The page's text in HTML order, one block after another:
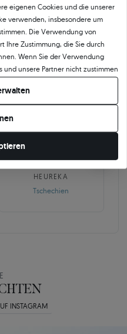
in ganz
UNSERER KUNDEN
252
HEUREKA
Tschechien
INSTAGRAM
eigenen Cookies und die unserer
verwenden, insbesondere um
Die Verwendung von
Ihre Zustimmung, die Sie durch
Wenn Sie der Verwendung
unsere Partner nicht zustimmen
und bestimmen Sie Ihre
jederzeit widerrufen, indem Sie